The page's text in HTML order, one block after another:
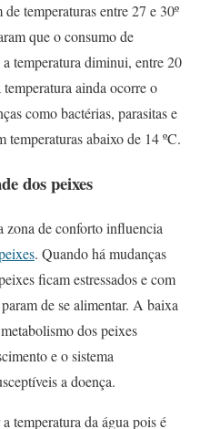
temperaturas entre 27 e 30º
que o consumo de
temperatura diminui, entre 20
ainda ocorre o
como bactérias, parasitas e
temperaturas abaixo de 14 ºC.
dos peixes
zona de conforto influencia
. Quando há mudanças
ficam estressados e com
de se alimentar. A baixa
dos peixes
e o sistema
a doença.
temperatura da água pois é